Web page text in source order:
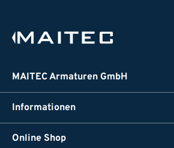
MAITEC Armaturen GmbH
Informationen
Online Shop